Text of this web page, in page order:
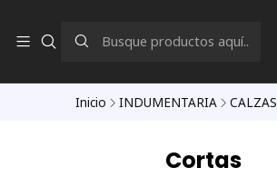
Inicio INDUMENTARIA CALZAS
Cortas